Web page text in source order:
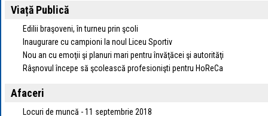
Viață Publică
Edilii braşoveni, în turneu prin şcoli
Inaugurare cu campioni la noul Liceu Sportiv
Nou an cu emoţii şi planuri mari pentru învăţăcei şi autorităţi
Râşnovul începe să şcolească profesionişti pentru HoReCa
Afaceri
Locuri de muncă - 11 septembrie 2018